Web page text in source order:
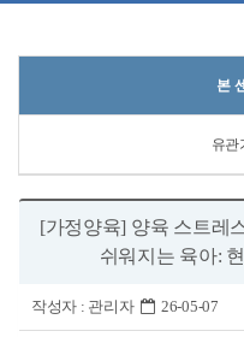
본
유관
[가정양육] 양육 스트레
쉬워지는 육아:
작성자 : 관리자 26-05-07